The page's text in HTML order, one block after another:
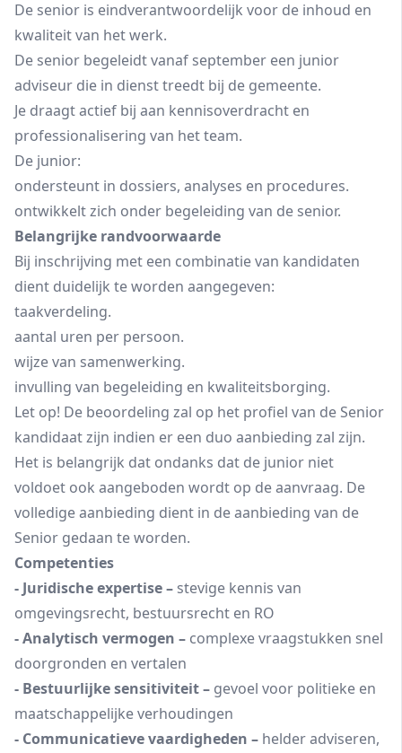
De senior is eindverantwoordelijk voor de inhoud en
kwaliteit van het werk.
De senior begeleidt vanaf september een junior
adviseur die in dienst treedt bij de gemeente.
Je draagt actief bij aan kennisoverdracht en
professionalisering van het team.
De junior:
ondersteunt in dossiers, analyses en procedures.
ontwikkelt zich onder begeleiding van de senior.
Belangrijke randvoorwaarde
Bij inschrijving met een combinatie van kandidaten
dient duidelijk te worden aangegeven:
taakverdeling.
aantal uren per persoon.
wijze van samenwerking.
invulling van begeleiding en kwaliteitsborging.
Let op! De beoordeling zal op het profiel van de Senior
kandidaat zijn indien er een duo aanbieding zal zijn.
Het is belangrijk dat ondanks dat de junior niet
voldoet ook aangeboden wordt op de aanvraag. De
volledige aanbieding dient in de aanbieding van de
Senior gedaan te worden.
Competenties
- Juridische expertise – stevige kennis van
omgevingsrecht, bestuursrecht en RO
- Analytisch vermogen – complexe vraagstukken snel
doorgronden en vertalen
- Bestuurlijke sensitiviteit – gevoel voor politieke en
maatschappelijke verhoudingen
- Communicatieve vaardigheden – helder adviseren,